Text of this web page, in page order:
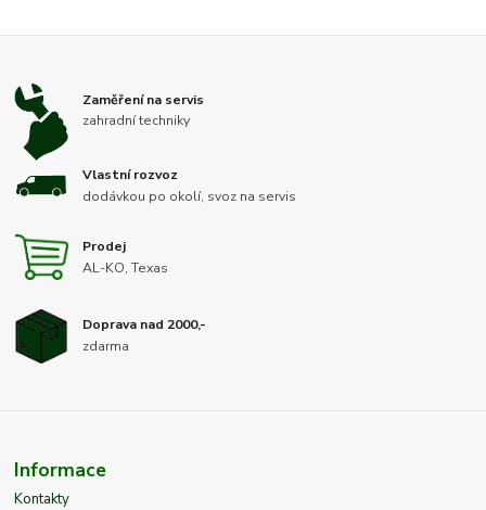
Zaměření na servis
zahradní techniky
Vlastní rozvoz
dodávkou po okolí, svoz na servis
Prodej
AL-KO, Texas
Doprava nad 2000,-
zdarma
Informace
Kontakty